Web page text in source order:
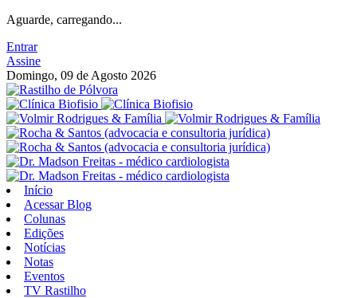
Aguarde, carregando...
Entrar
Assine
Domingo, 09 de Agosto 2026
Início
Acessar Blog
Colunas
Edições
Notícias
Notas
Eventos
TV Rastilho